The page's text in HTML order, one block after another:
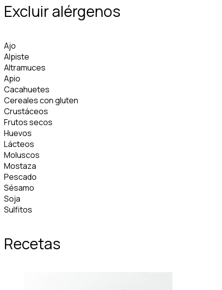
Excluir alérgenos
Ajo
Alpiste
Altramuces
Apio
Cacahuetes
Cereales con gluten
Crustáceos
Frutos secos
Huevos
Lácteos
Moluscos
Mostaza
Pescado
Sésamo
Soja
Sulfitos
Recetas